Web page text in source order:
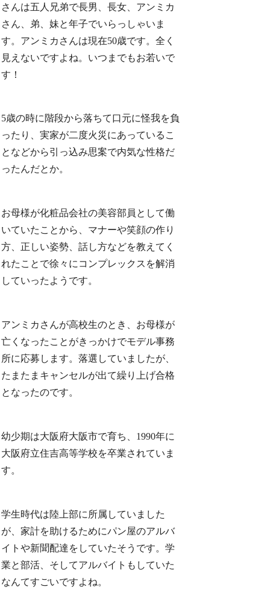
さんは五人兄弟で長男、長女、アンミカ
さん、弟、妹と年子でいらっしゃいま
す。アンミカさんは現在50歳です。全く
見えないですよね。いつまでもお若いで
す！
5歳の時に階段から落ちて口元に怪我を負
ったり、実家が二度火災にあっているこ
となどから引っ込み思案で内気な性格だ
ったんだとか。
お母様が化粧品会社の美容部員として働
いていたことから、マナーや笑顔の作り
方、正しい姿勢、話し方などを教えてく
れたことで徐々にコンプレックスを解消
していったようです。
アンミカさんが高校生のとき、お母様が
亡くなったことがきっかけでモデル事務
所に応募します。落選していましたが、
たまたまキャンセルが出て繰り上げ合格
となったのです。
幼少期は大阪府大阪市で育ち、1990年に
大阪府立住吉高等学校を卒業されていま
す。
学生時代は陸上部に所属していました
が、家計を助けるためにパン屋のアルバ
イトや新聞配達をしていたそうです。学
業と部活、そしてアルバイトもしていた
なんてすごいですよね。